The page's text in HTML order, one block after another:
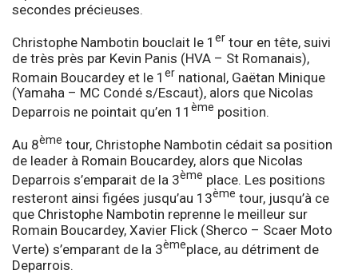
secondes précieuses.
Christophe Nambotin bouclait le 1 er tour en tête, suivi
de très près par Kevin Panis (HVA – St Romanais),
Romain Boucardey et le 1 er national, Gaëtan Minique
(Yamaha – MC Condé s/Escaut), alors que Nicolas
Deparrois ne pointait qu’en 11 ème position.
Au 8ème tour, Christophe Nambotin cédait sa position
de leader à Romain Boucardey, alors que Nicolas
Deparrois s’emparait de la 3ème place. Les positions
resteront ainsi figées jusqu’au 13ème tour, jusqu’à ce
que Christophe Nambotin reprenne le meilleur sur
Romain Boucardey, Xavier Flick (Sherco – Scaer Moto
Verte) s’emparant de la 3èmeplace, au détriment de
Deparrois.